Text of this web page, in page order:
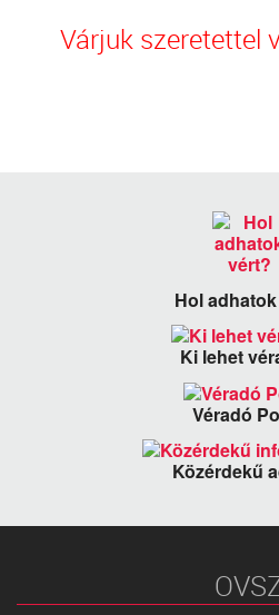
Várjuk szeretettel
Hol
Ki lehet
Véradó
Közérdekű